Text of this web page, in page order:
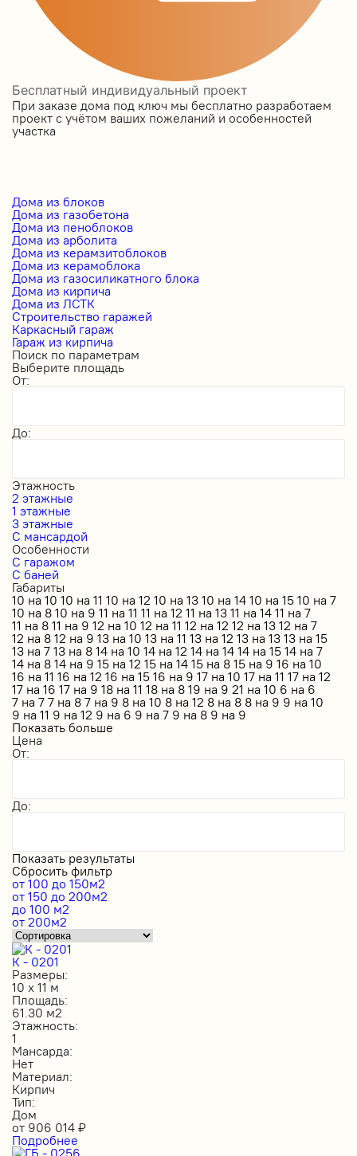
Бесплатный индивидуальный проект
При заказе дома под ключ мы бесплатно разработаем
проект с учётом ваших пожеланий и особенностей
участка
Дома из блоков
Дома из газобетона
Дома из пеноблоков
Дома из арболита
Дома из керамзитоблоков
Дома из керамоблока
Дома из газосиликатного блока
Дома из кирпича
Дома из ЛСТК
Строительство гаражей
Каркасный гараж
Гараж из кирпича
Поиск по параметрам
Выберите площадь
От:
До:
Этажность
2 этажные
1 этажные
3 этажные
С мансардой
Особенности
С гаражом
С баней
Габариты
10 на 10 10 на 11 10 на 12 10 на 13 10 на 14 10 на 15 10 на 7
10 на 8 10 на 9 11 на 11 11 на 12 11 на 13 11 на 14 11 на 7
11 на 8 11 на 9 12 на 10 12 на 11 12 на 12 12 на 13 12 на 7
12 на 8 12 на 9 13 на 10 13 на 11 13 на 12 13 на 13 13 на 15
13 на 7 13 на 8 14 на 10 14 на 12 14 на 14 14 на 15 14 на 7
14 на 8 14 на 9 15 на 12 15 на 14 15 на 8 15 на 9 16 на 10
16 на 11 16 на 12 16 на 15 16 на 9 17 на 10 17 на 11 17 на 12
17 на 16 17 на 9 18 на 11 18 на 8 19 на 9 21 на 10 6 на 6
7 на 7 7 на 8 7 на 9 8 на 10 8 на 12 8 на 8 8 на 9 9 на 10
9 на 11 9 на 12 9 на 6 9 на 7 9 на 8 9 на 9
Показать больше
Цена
От:
До:
Показать результаты
Сбросить фильтр
от 100 до 150м2
от 150 до 200м2
до 100 м2
от 200м2
К - 0201
Размеры:
10 х 11 м
Площадь:
61.30 м2
Этажность:
1
Мансарда:
Нет
Материал:
Кирпич
Тип:
Дом
от 906 014 ₽
Подробнее